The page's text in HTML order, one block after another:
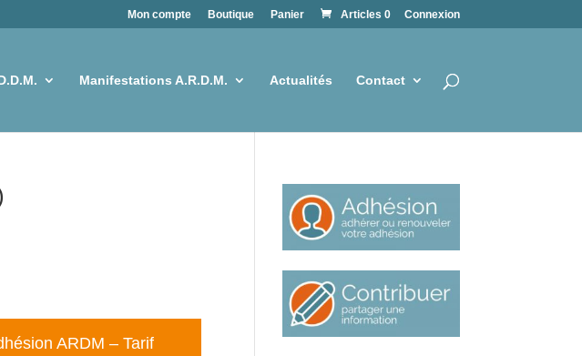
Connexion
Mon compte Boutique Panier Articles 0
Manifestations A.R.D.M. Actualités Contact
ARDM – Tarif